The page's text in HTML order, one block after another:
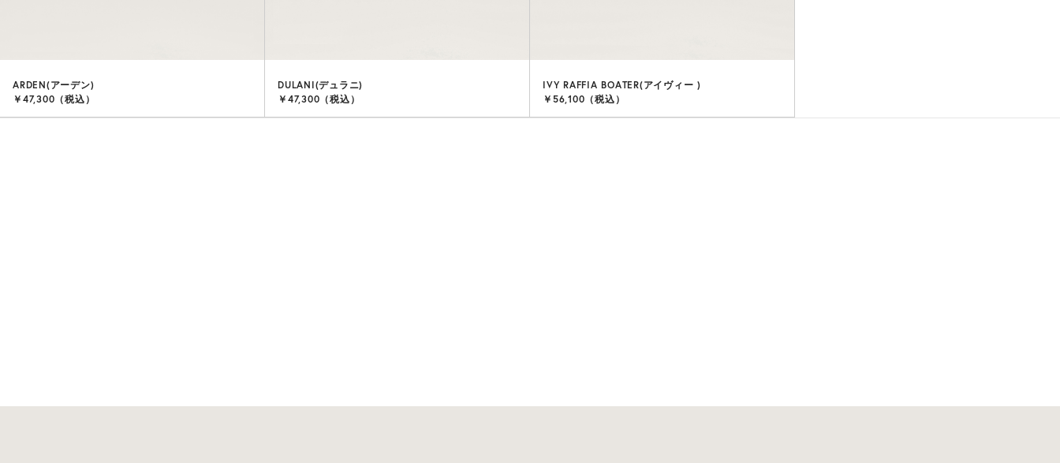
ARDEN(アーデン)
￥47,300（税込）
DULANI(デュラニ)
￥47,300（税込）
IVY RAFFIA BOATER(アイヴィー )
￥56,100（税込）